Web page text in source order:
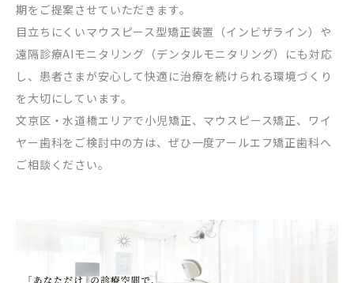
期をご提案させていただきます。
目立ちにくいマウスピース型矯正装置（インビザライン）や
遠隔診療AIモニタリング（デンタルモニタリング）にも対応
し、患者さまが安心して快適に治療を続けられる環境づくり
を大切にしています。
文京区・水道橋エリアで小児矯正、マウスピース矯正、ワイ
ヤー歯科をご検討中の方は、ぜひ一度アールエフ矯正歯科へ
ご相談ください。